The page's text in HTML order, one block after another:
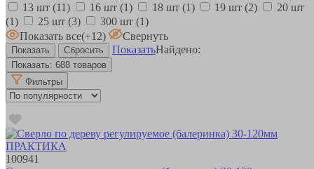
13 шт (11) 16 шт (1) 18 шт (1) 19 шт (2)
20 шт
(1)
25 шт (3) 300 шт (1)
Показать все(+12)
Свернуть
ПоказатьНайдено:
Показать: 688 товаров
Фильтры
100941